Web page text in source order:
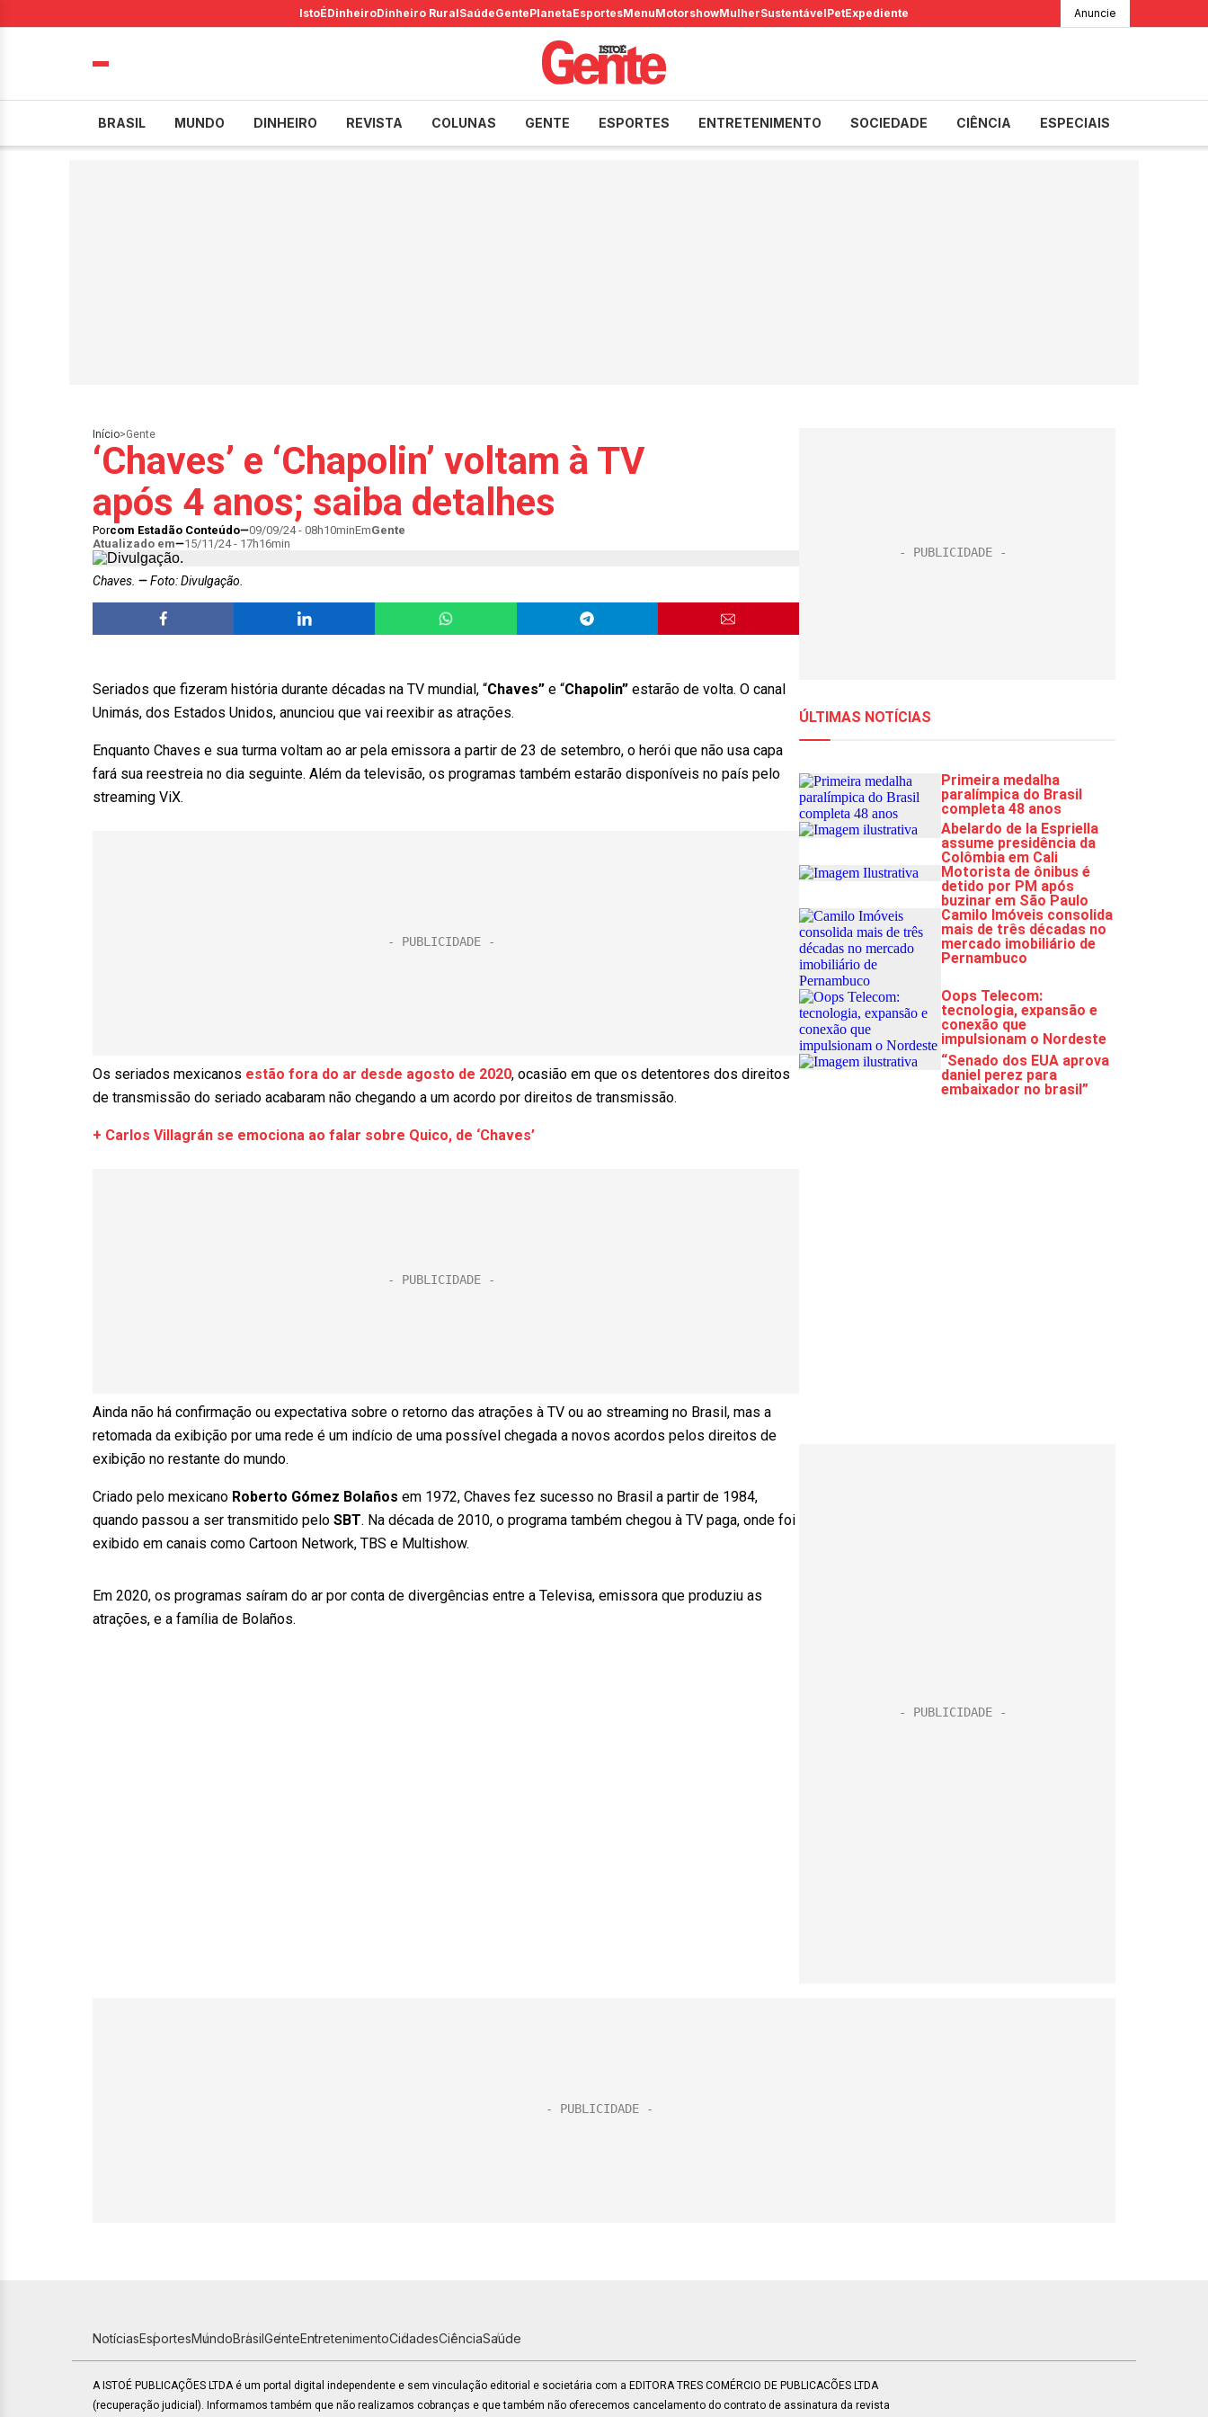
IstoÉDinheiroDinheiro RuralSaúdeGentePlanetaEsportesMenuMotorshowMulherSustentávelPetExpediente Anuncie
BRASIL MUNDO DINHEIRO REVISTA COLUNAS GENTE ESPORTES ENTRETENIMENTO SOCIEDADE CIÊNCIA ESPECIAIS
Início>Gente
‘Chaves’ e ‘Chapolin’ voltam à TV
após 4 anos; saiba detalhes
Porcom Estadão Conteúdo 09/09/24 - 08h10minEmGente
Atualizado em
15/11/24 - 17h16min
Chaves. Foto: Divulgação.
Seriados que fizeram história durante décadas na TV mundial, “Chaves” e “Chapolin” estarão de volta. O canal
Unimás, dos Estados Unidos, anunciou que vai reexibir as atrações.
Enquanto Chaves e sua turma voltam ao ar pela emissora a partir de 23 de setembro, o herói que não usa capa
fará sua reestreia no dia seguinte. Além da televisão, os programas também estarão disponíveis no país pelo
streaming ViX.
Os seriados mexicanos estão fora do ar desde agosto de 2020, ocasião em que os detentores dos direitos
de transmissão do seriado acabaram não chegando a um acordo por direitos de transmissão.
+ Carlos Villagrán se emociona ao falar sobre Quico, de ‘Chaves’
Ainda não há confirmação ou expectativa sobre o retorno das atrações à TV ou ao streaming no Brasil, mas a
retomada da exibição por uma rede é um indício de uma possível chegada a novos acordos pelos direitos de
exibição no restante do mundo.
Criado pelo mexicano Roberto Gómez Bolaños em 1972, Chaves fez sucesso no Brasil a partir de 1984,
quando passou a ser transmitido pelo SBT. Na década de 2010, o programa também chegou à TV paga, onde foi
exibido em canais como Cartoon Network, TBS e Multishow.
Em 2020, os programas saíram do ar por conta de divergências entre a Televisa, emissora que produziu as
atrações, e a família de Bolaños.
NotíciasEsportesMundoBrasilGenteEntretenimentoCidadesCiênciaSaúde
A ISTOÉ PUBLICAÇÕES LTDA é um portal digital independente e sem vinculação editorial e societária com a EDITORA TRES COMÉRCIO DE PUBLICACÕES LTDA
(recuperação judicial). Informamos também que não realizamos cobranças e que também não oferecemos cancelamento do contrato de assinatura da revista